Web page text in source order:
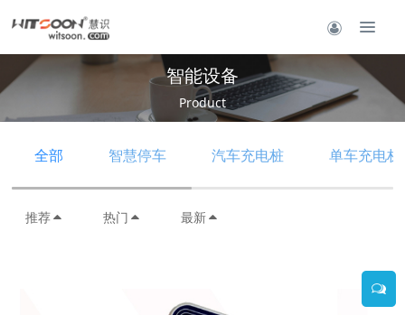
智能设备
Product
全部 智慧停车 汽车充电桩 单车充电桩
推荐 热门 最新